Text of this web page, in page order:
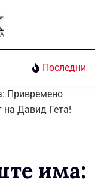
Последни
има: